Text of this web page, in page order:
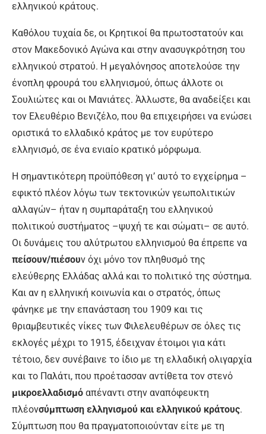
ελληνικού κράτους.
Καθόλου τυχαία δε, οι Κρητικοί θα πρωτοστατούν και
στον Μακεδονικό Αγώνα και στην ανασυγκρότηση του
ελληνικού στρατού. Η μεγαλόνησος αποτελούσε την
ένοπλη φρουρά του ελληνισμού, όπως άλλοτε οι
Σουλιώτες και οι Μανιάτες. Άλλωστε, θα αναδείξει και
τον Ελευθέριο Βενιζέλο, που θα επιχειρήσει να ενώσει
οριστικά το ελλαδικό κράτος με τον ευρύτερο
ελληνισμό, σε ένα ενιαίο κρατικό μόρφωμα.
Η σημαντικότερη προϋπόθεση γι’ αυτό το εγχείρημα –
εφικτό πλέον λόγω των τεκτονικών γεωπολιτικών
αλλαγών– ήταν η συμπαράταξη του ελληνικού
πολιτικού συστήματος –ψυχή τε και σώματι– σε αυτό.
Οι δυνάμεις του αλύτρωτου ελληνισμού θα έπρεπε να
πείσουν/πιέσουν όχι μόνο τον πληθυσμό της
ελεύθερης Ελλάδας αλλά και το πολιτικό της σύστημα.
Και αν η ελληνική κοινωνία και ο στρατός, όπως
φάνηκε με την επανάσταση του 1909 και τις
θριαμβευτικές νίκες των Φιλελευθέρων σε όλες τις
εκλογές μέχρι το 1915, έδειχναν έτοιμοι για κάτι
τέτοιο, δεν συνέβαινε το ίδιο με τη ελλαδική ολιγαρχία
και το Παλάτι, που προέτασσαν αντίθετα τον στενό
μικροελλαδισμό απέναντι στην αναπόφευκτη
πλέονσύμπτωση ελληνισμού και ελληνικού κράτους.
Σύμπτωση που θα πραγματοποιούνταν είτε με τη